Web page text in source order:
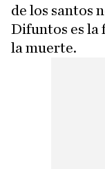
de los santos
Difuntos es la
la muerte.